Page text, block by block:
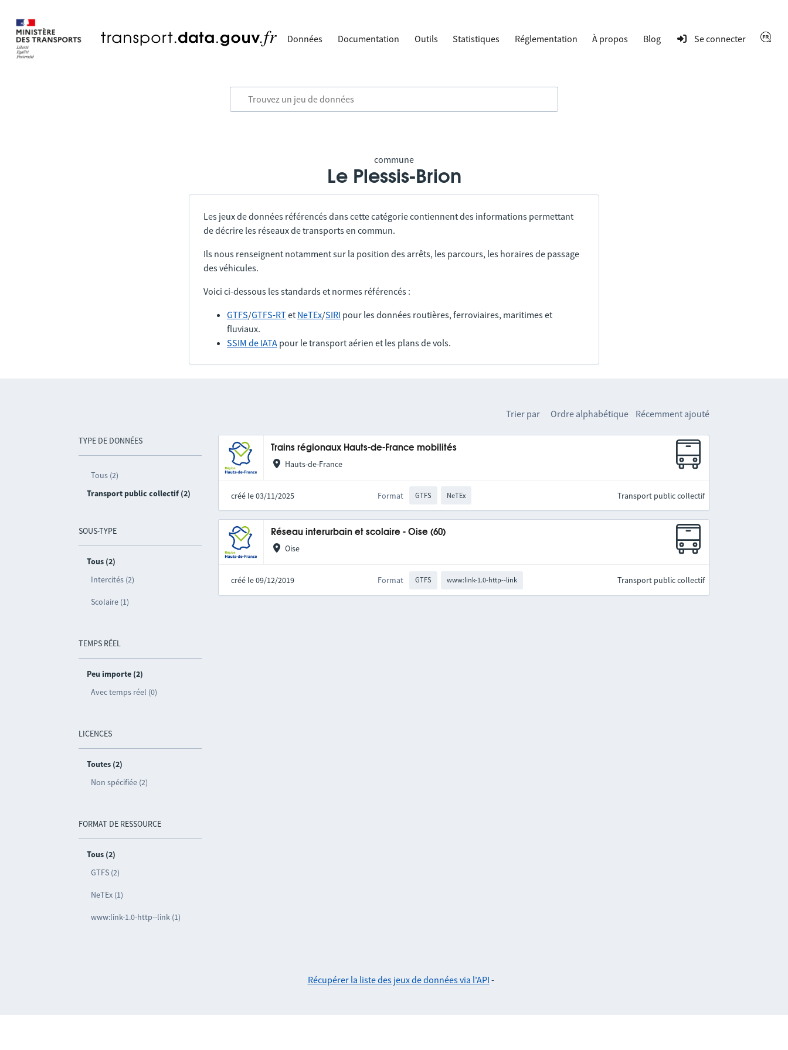
Données Documentation Outils Statistiques Réglementation À propos Blog Se connecter
commune
Le Plessis-Brion
Les jeux de données référencés dans cette catégorie contiennent des informations permettant
de décrire les réseaux de transports en commun.
Ils nous renseignent notamment sur la position des arrêts, les parcours, les horaires de passage
des véhicules.
Voici ci-dessous les standards et normes référencés :
GTFS/GTFS-RTet NeTEx/SIRI pour les données routières, ferroviaires, maritimes et
fluviaux.
SSIM de IATA pour le transport aérien et les plans de vols.
TYPE DE DONNÉES
Tous (2)
Transport public collectif (2)
SOUS-TYPE
Tous (2)
Intercités (2)
Scolaire (1)
TEMPS RÉEL
Peu importe (2)
Avec temps réel (0)
LICENCES
Toutes (2)
Non spécifiée (2)
FORMAT DE RESSOURCE
Tous (2)
GTFS (2)
NeTEx (1)
www:link-1.0-http--link (1)
Trier par Ordre alphabétique Récemment ajouté
Trains régionaux Hauts-de-France mobilités
Hauts-de-France
créé le 03/11/2025 Format GTFS NeTEx Transport public collectif
Réseau interurbain et scolaire - Oise (60)
Oise
créé le 09/12/2019 Format GTFS www:link-1.0-http--link Transport public collectif
Récupérer la liste des jeux de données via l'API -